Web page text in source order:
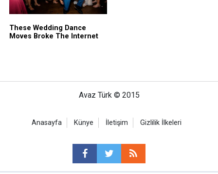
Avaz Türk © 2015
Anasayfa Künye İletişim Gizlilik İlkeleri